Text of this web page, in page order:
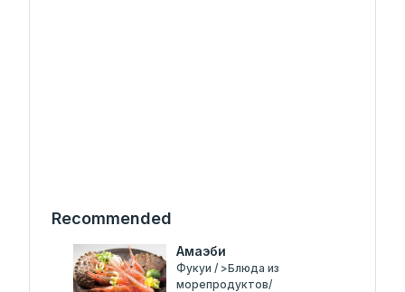
Recommended
Амаэби
Фукуи / >Блюда из
морепродуктов/